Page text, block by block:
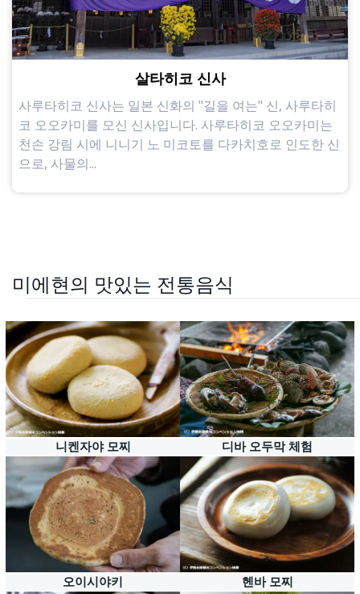
살타히코 신사
사루타히코 신사는 일본 신화의 "길을 여는" 신, 사루타히
코 오오카미를 모신 신사입니다. 사루타히코 오오카미는
천손 강림 시에 니니기 노 미코토를 다카치호로 인도한 신
으로, 사물의...
미에현의 맛있는 전통음식
니켄자야 모찌 디바 오두막 체험
오이시야키 헨바 모찌